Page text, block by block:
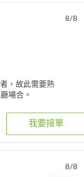
8/8
，故此需要熟
場合。
我要接單
8/8